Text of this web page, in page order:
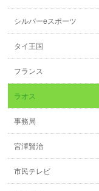
シルバーeスポーツ
タイ王国
フランス
ラオス
事務局
宮澤賢治
市民テレビ